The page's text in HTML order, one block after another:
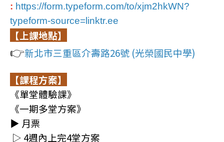
: https://form.typeform.com/to/xjm2hkWN?
typeform-source=linktr.ee
【上課地點】
👉新北市三重區介壽路26號 (光榮國民中學)
【課程方案】
《單堂體驗課》
《一期多堂方案》
▶ 月票
▷ 4週內上完4堂方案